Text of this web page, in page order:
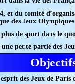
du comité
des Jeux
de sport dans le
une petite partie des
des Jeux de Paris